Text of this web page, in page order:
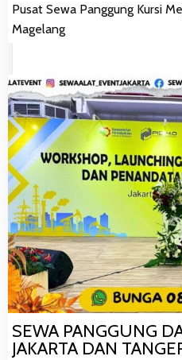
Pusat Sewa Panggung Kursi
Magelang
SEWA PANGGUNG
JAKARTA DAN